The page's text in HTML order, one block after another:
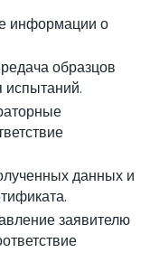
информации о
образцов
испытаний.
данных и
заявителю